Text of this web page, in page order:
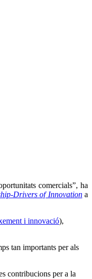
comercials”, ha
Drivers of Innovationa
i innovació),
tan importants per als
contribucions per a la